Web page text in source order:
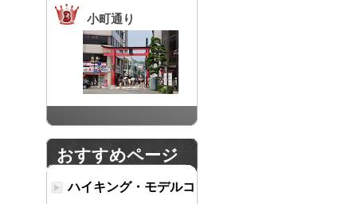
小町通り
おすすめページ
ハイキング・モデルコ